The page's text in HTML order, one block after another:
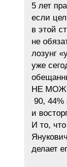
5 лет
если
в этой
не
лозунг
уже
НЕ
90, 44%
и
И то,
делает